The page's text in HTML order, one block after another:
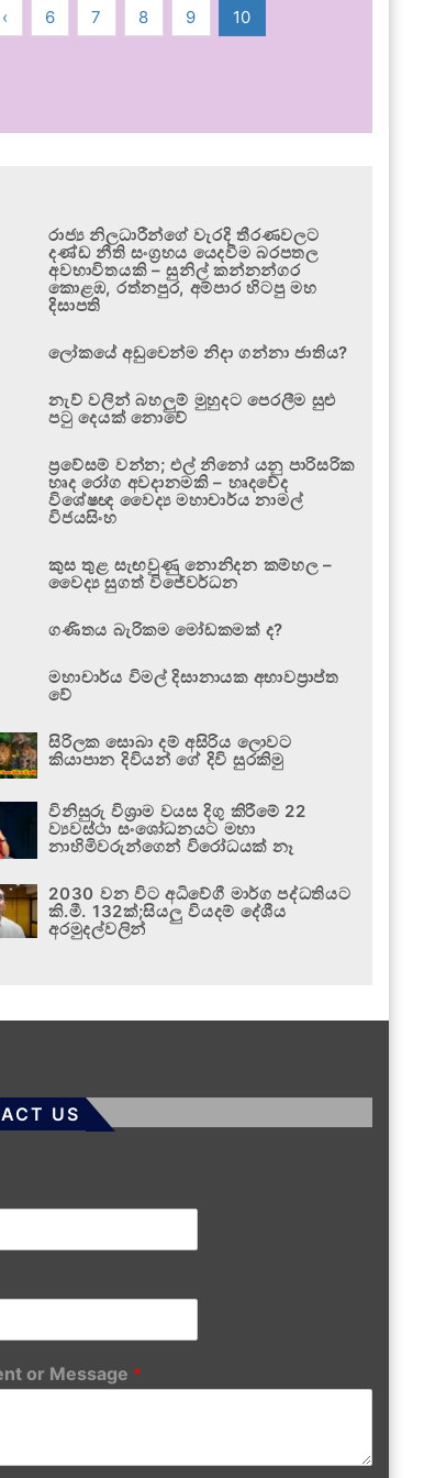
‹ 6 7 8 9 10
රාජ්‍ය නිලධාරීන්ගේ වැරදි තීරණවලට
දණ්ඩ නීති සංග්‍රහය යෙදවීම බරපතල
අවභාවිතයකි – සුනිල් කන්නන්ගර
කොළඹ, රත්නපුර, අම්පාර හිටපු මහ
දිසාපති
ලෝකයේ අඩුවෙන්ම නිදා ගන්නා ජාතිය?
නැව් වලින් බහලුම් මුහුදට පෙරලීම සුළු
පටු දෙයක් නොවේ
ප්‍රවේසම් වන්න; එල් නිනෝ යනු පාරිසරික
හෘද රෝග අවදානමකි – හෘදවේද
විශේෂඥ වෛද්‍ය මහාචාර්ය නාමල්
විජයසිංහ
කුස තුළ සැඟවුණු නොනිදන කම්හල –
වෛද්‍ය සුගත් විජේවර්ධන
ගණිතය බැරිකම මෝඩකමක් ද?
මහාචාර්ය විමල් දිසානායක අභාවප්‍රාප්ත
වේ
සිරිලක සොබා දම් අසිරිය ලොවට
කියාපාන දිවියන් ගේ දිවි සුරකිමු
විනිසුරු විශ්‍රාම වයස දිගු කිරීමේ 22
ව්‍යවස්ථා සංශෝධනයට මහා
නාහිමිවරුන්ගෙන් විරෝධයක් නෑ
2030 වන විට අධිවේගී මාර්ග පද්ධතියට
කි.මී. 132ක්;සියලු වියදම් දේශීය
අරමුදල්වලින්
US
or Message *